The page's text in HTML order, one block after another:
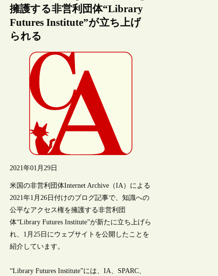
擁護する非営利団体“Library
Futures Institute”が立ち上げ
られる
2021年01月29日
米国の非営利団体Internet Archive（IA）による
2021年1月26日付けのブログ記事で、知識への
公平なアクセス権を擁護する非営利団
体“Library Futures Institute”が新たに立ち上げら
れ、1月25日にウェブサイトを公開したことを
紹介しています。
“Library Futures Institute”には、IA、SPARC、